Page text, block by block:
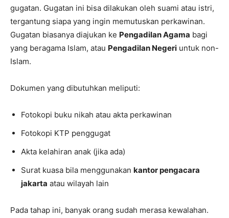
gugatan. Gugatan ini bisa dilakukan oleh suami atau istri,
tergantung siapa yang ingin memutuskan perkawinan.
Gugatan biasanya diajukan ke Pengadilan Agama bagi
yang beragama Islam, atau Pengadilan Negeri untuk non-
Islam.
Dokumen yang dibutuhkan meliputi:
Fotokopi buku nikah atau akta perkawinan
Fotokopi KTP penggugat
Akta kelahiran anak (jika ada)
Surat kuasa bila menggunakan kantor pengacara
jakarta atau wilayah lain
Pada tahap ini, banyak orang sudah merasa kewalahan.